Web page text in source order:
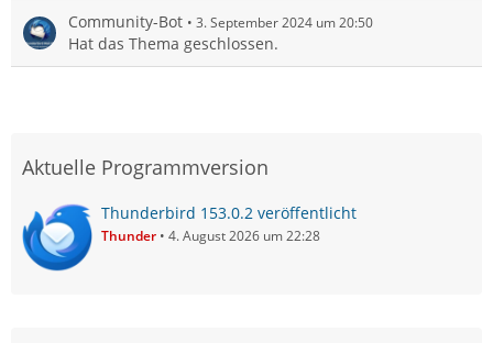
Community-Bot 3. September 2024 um 20:50
Hat das Thema geschlossen.
Aktuelle Programmversion
Thunderbird 153.0.2 veröffentlicht
Thunder 4. August 2026 um 22:28